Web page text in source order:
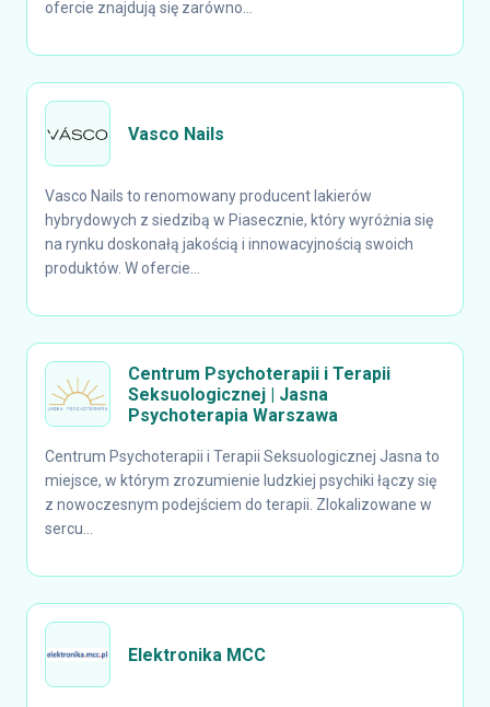
ofercie znajdują się zarówno...
Vasco Nails
Vasco Nails to renomowany producent lakierów
hybrydowych z siedzibą w Piasecznie, który wyróżnia się
na rynku doskonałą jakością i innowacyjnością swoich
produktów. W ofercie...
Centrum Psychoterapii i Terapii
Seksuologicznej | Jasna
Psychoterapia Warszawa
Centrum Psychoterapii i Terapii Seksuologicznej Jasna to
miejsce, w którym zrozumienie ludzkiej psychiki łączy się
z nowoczesnym podejściem do terapii. Zlokalizowane w
sercu...
Elektronika MCC